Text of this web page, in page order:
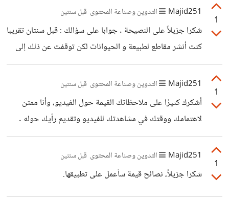
مرة أخرى، سأعتبر هذه النصائح في الفيديوهات القادمة، حيث
سأسعى لإضافة المزيد من الجانب الإيجابي والتحفيزي، وتشجيع
المشاهدين على المشاركة بأفكارهم وحلولهم في التعليقات. وأنا
1
Majid251 التدوين وصناعة المحتوى قبل سنتين
شكرا جزيلاً على النصيحة . جوابا على سؤالك : قبل سنتان تقريبا
كنت أنشر مقاطع لطبيعة و الحيوانات لكن توقفت عن ذلك إلى
الآن وهذا هو سبب في كون عدد المشتركين كبير مقارنة مع نسبة
المشاهدات.
1
Majid251 التدوين وصناعة المحتوى قبل سنتين
أشكرك كثيرًا على ملاحظاتك القيمة حول الفيديو، وأنا ممتن
لاهتمامك ووقتك في مشاهدتك للفيديو وتقديم رأيك حوله .
نعم ، أنا أتفق معك تمامًا بشأن أهمية جودة الصوت في تجربة
المشاهدة، وسأعمل جاهدًا على تحسين هذا الجانب في المستقبل
. وسأتأكد من استخدام صوتي الطبيعي لمنح المشاهدين تجربة
1
Majid251 التدوين وصناعة المحتوى قبل سنتين
شكرا جزيلاً، نصائح قيمة سأعمل على تطبيقها.